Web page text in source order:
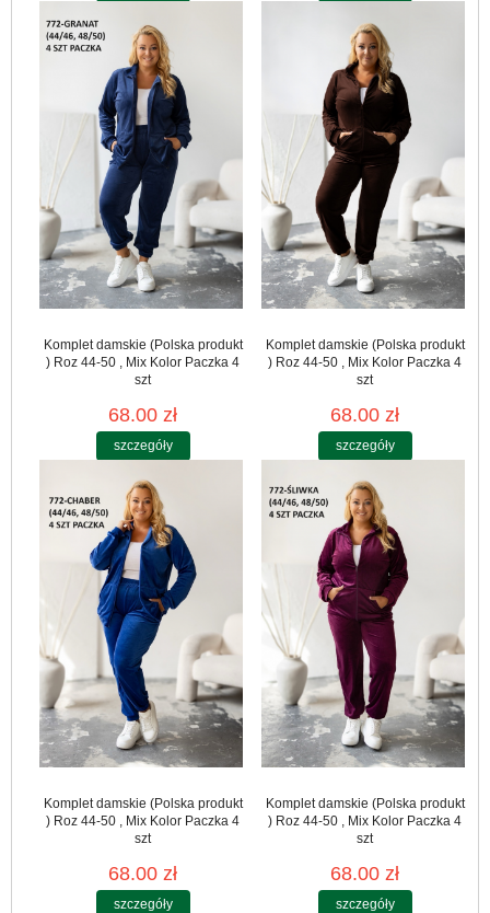
Komplet damskie (Polska produkt
) Roz 44-50 , Mix Kolor Paczka 4
szt
68.00 zł
szczegóły
Komplet damskie (Polska produkt
) Roz 44-50 , Mix Kolor Paczka 4
szt
68.00 zł
szczegóły
Komplet damskie (Polska produkt
) Roz 44-50 , Mix Kolor Paczka 4
szt
68.00 zł
szczegóły
Komplet damskie (Polska produkt
) Roz 44-50 , Mix Kolor Paczka 4
szt
68.00 zł
szczegóły